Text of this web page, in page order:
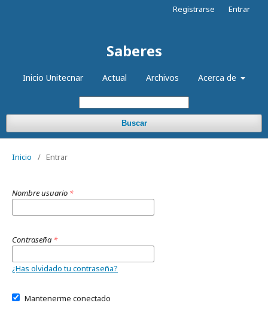
Saberes
Inicio Unitecnar Actual Archivos Acerca de
Buscar
Registrarse Entrar
Inicio / Entrar
Nombre usuario *
Contraseña *
¿Has olvidado tu contraseña?
Mantenerme conectado